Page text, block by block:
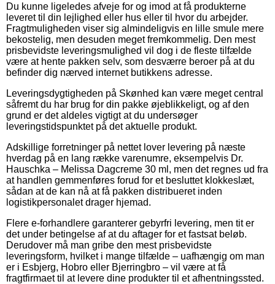
Du kunne ligeledes afveje for og imod at få produkterne
leveret til din lejlighed eller hus eller til hvor du arbejder.
Fragtmuligheden viser sig almindeligvis en lille smule mere
bekostelig, men desuden meget fremkommelig. Den mest
prisbevidste leveringsmulighed vil dog i de fleste tilfælde
være at hente pakken selv, som desværre beroer på at du
befinder dig nærved internet butikkens adresse.
Leveringsdygtigheden på Skønhed kan være meget central
såfremt du har brug for din pakke øjeblikkeligt, og af den
grund er det aldeles vigtigt at du undersøger
leveringstidspunktet på det aktuelle produkt.
Adskillige forretninger på nettet lover levering på næste
hverdag på en lang række varenumre, eksempelvis Dr.
Hauschka – Melissa Dagcreme 30 ml, men det regnes ud fra
at handlen gemmenføres forud for et besluttet klokkeslæt,
sådan at de kan nå at få pakken distribueret inden
logistikpersonalet drager hjemad.
Flere e-forhandlere garanterer gebyrfri levering, men tit er
det under betingelse af at du aftager for et fastsat beløb.
Derudover må man gribe den mest prisbevidste
leveringsform, hvilket i mange tilfælde – uafhængig om man
er i Esbjerg, Hobro eller Bjerringbro – vil være at få
fragtfirmaet til at levere dine produkter til et afhentningssted.